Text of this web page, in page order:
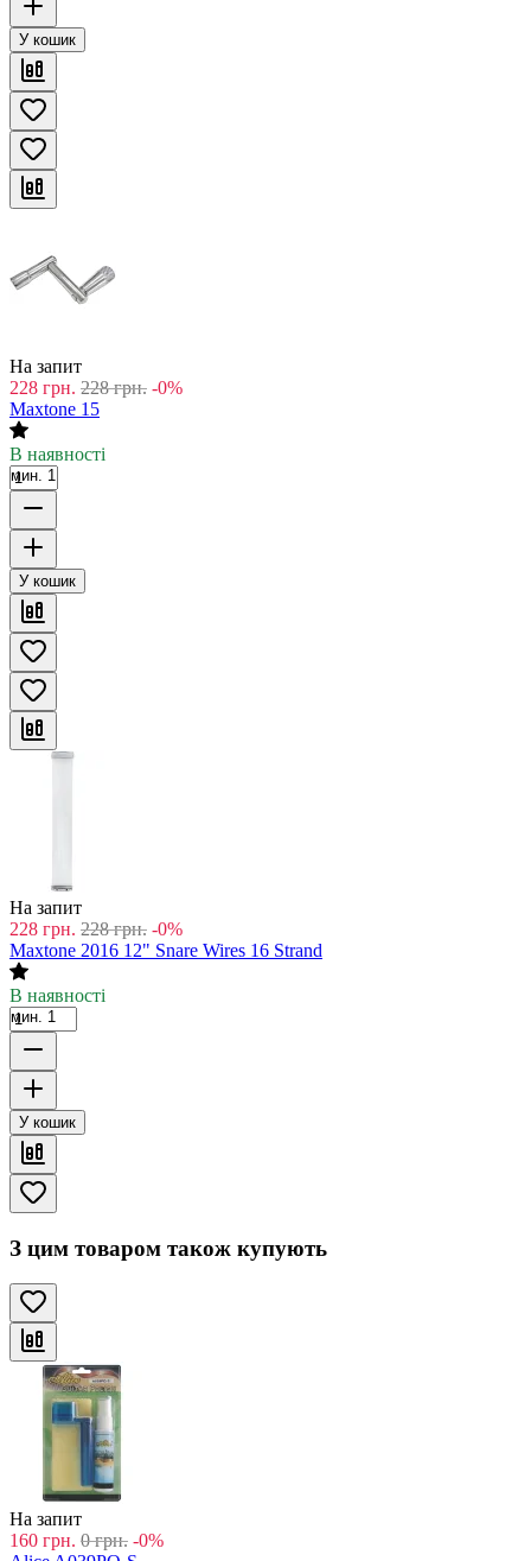
У кошик
На запит
228 грн. 228 грн. -0%
Maxtone 15
В наявності
мин. 1
У кошик
На запит
228 грн. 228 грн. -0%
Maxtone 2016 12" Snare Wires 16 Strand
В наявності
мин. 1
У кошик
З цим товаром також купують
На запит
160 грн. 0 грн. -0%